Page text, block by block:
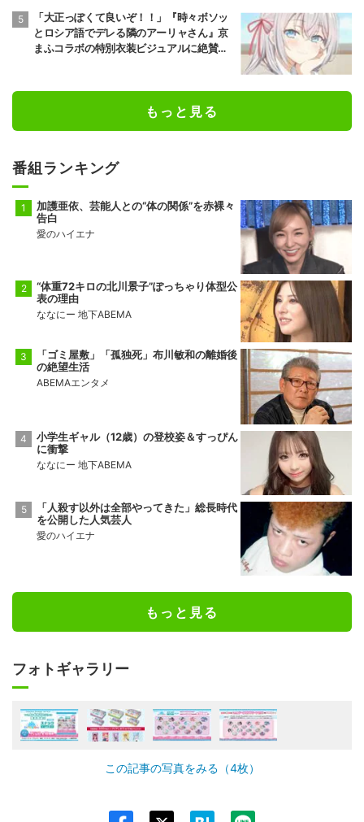
「大正っぽくて良いぞ！！」『時々ボソッ
とロシア語でデレる隣のアーリャさん』京
まふコラボの特別衣装ビジュアルに絶賛の
もっと見る
番組ランキング
加護亜依、芸能人との“体の関係”を赤裸々
告白
愛のハイエナ
“体重72キロの北川景子”ぽっちゃり体型公
表の理由
ななにー 地下ABEMA
「ゴミ屋敷」「孤独死」布川敏和の離婚後
の絶望生活
ABEMAエンタメ
小学生ギャル（12歳）の登校姿＆すっぴん
に衝撃
ななにー 地下ABEMA
「人殺す以外は全部やってきた」総長時代
を公開した人気芸人
愛のハイエナ
もっと見る
フォトギャラリー
この記事の写真をみる（4枚）